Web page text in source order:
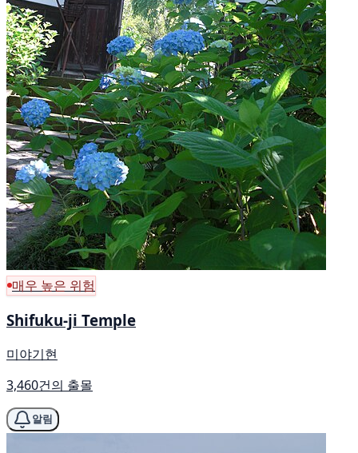
매우 높은 위험
Shifuku-ji Temple
미야기현
3,460건의 출몰
알림